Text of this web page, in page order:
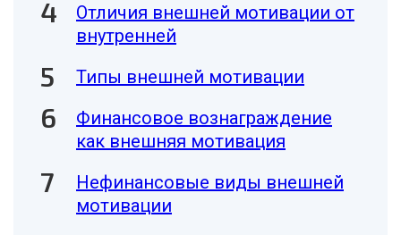
Отличия внешней мотивации от
внутренней
Типы внешней мотивации
Финансовое вознаграждение
как внешняя мотивация
Нефинансовые виды внешней
мотивации